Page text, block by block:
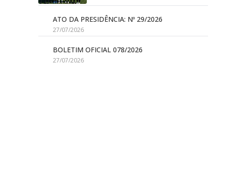
ATO DA PRESIDÊNCIA: Nº 29/2026
27/07/2026
BOLETIM OFICIAL 078/2026
27/07/2026